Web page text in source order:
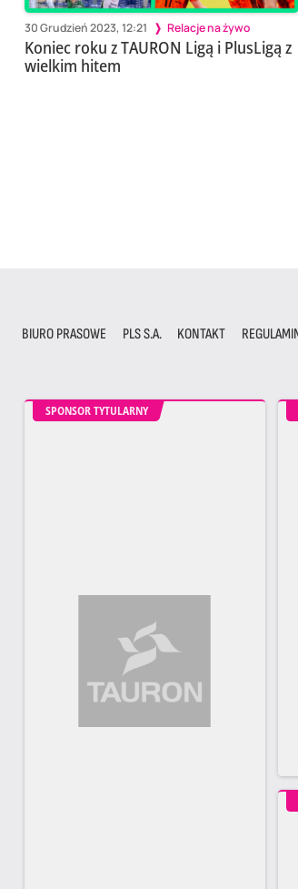
30 Grudzień 2023, 12:21 Relacje na żywo
Koniec roku z TAURON Ligą i PlusLigą z
wielkim hitem
BIURO PRASOWE PLS S.A. KONTAKT
SPONSOR TYTULARNY